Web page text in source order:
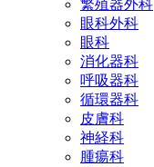
繁殖器外科
眼科外科
眼科
消化器科
呼吸器科
循環器科
皮膚科
神経科
腫瘍科